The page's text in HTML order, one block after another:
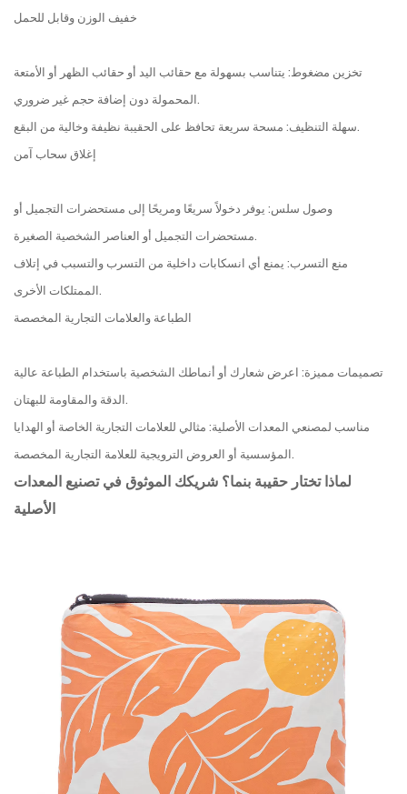
خفيف الوزن وقابل للحمل
تخزين مضغوط: يتناسب بسهولة مع حقائب اليد أو حقائب الظهر أو الأمتعة
إغلاق سحاب آمن
وصول سلس: يوفر دخولاً سريعًا ومريحًا إلى مستحضرات التجميل أو
منع التسرب: يمنع أي انسكابات داخلية من التسرب والتسبب في إتلاف
الطباعة والعلامات التجارية المخصصة
تصميمات مميزة: اعرض شعارك أو أنماطك الشخصية باستخدام الطباعة عالية
مناسب لمصنعي المعدات الأصلية: مثالي للعلامات التجارية الخاصة أو الهدايا
لماذا تختار حقيبة بنما؟ شريكك الموثوق في تصنيع المعدات
الأصلية